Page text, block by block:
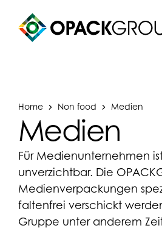
Home Non food Medien
Medien
Für Medienunternehmen
unverzichtbar. Die
Medienverpackungen
faltenfrei verschickt
Gruppe unter anderem